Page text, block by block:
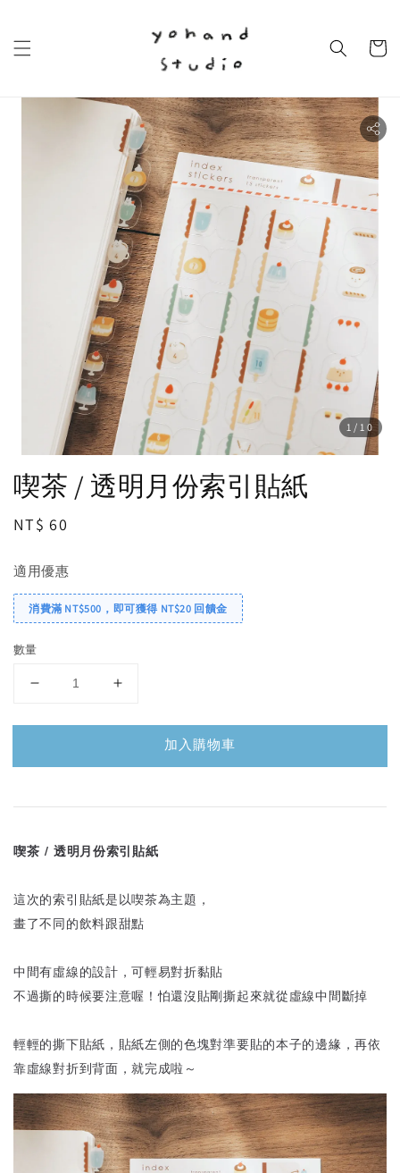
1 /10
喫茶 / 透明月份索引貼紙
Regular
NT$ 60
適用優惠
消費滿 NT$500，即可獲得 NT$20 回饋金
數量
加入購物車
喫茶 / 透明月份索引貼紙
這次的索引貼紙是以喫茶為主題，
畫了不同的飲料跟甜點
中間有虛線的設計，可輕易對折黏貼
不過撕的時候要注意喔！怕還沒貼剛撕起來就從虛線中間斷掉
輕輕的撕下貼紙，貼紙左側的色塊對準要貼的本子的邊緣，再依
靠虛線對折到背面，就完成啦～